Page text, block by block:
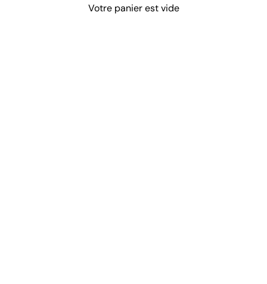
Votre panier est vide